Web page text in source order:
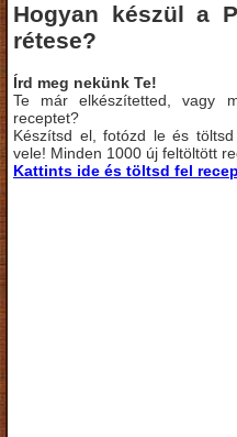
Hogyan készül a
rétese?
Írd meg nekünk Te!
Te már elkészítetted, vagy
receptet?
Készítsd el, fotózd le és
vele! Minden 1000 új feltöltött
Kattints ide és töltsd fel